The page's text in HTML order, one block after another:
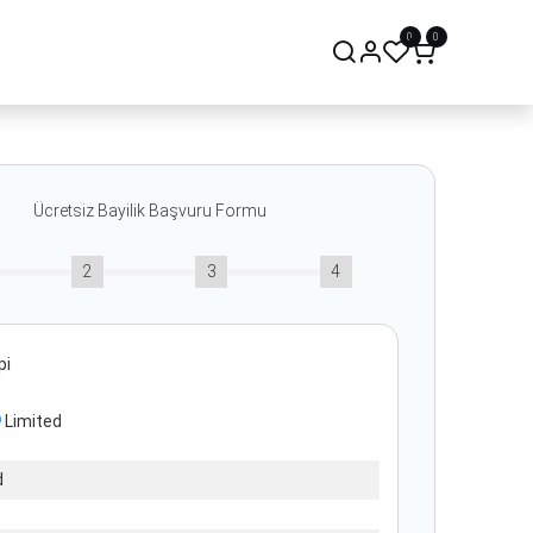
0 0
Ücretsiz Bayilik Başvuru Formu
2 3 4
Limited